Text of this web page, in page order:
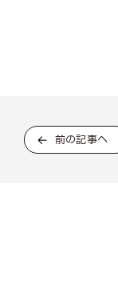
前の記事へ